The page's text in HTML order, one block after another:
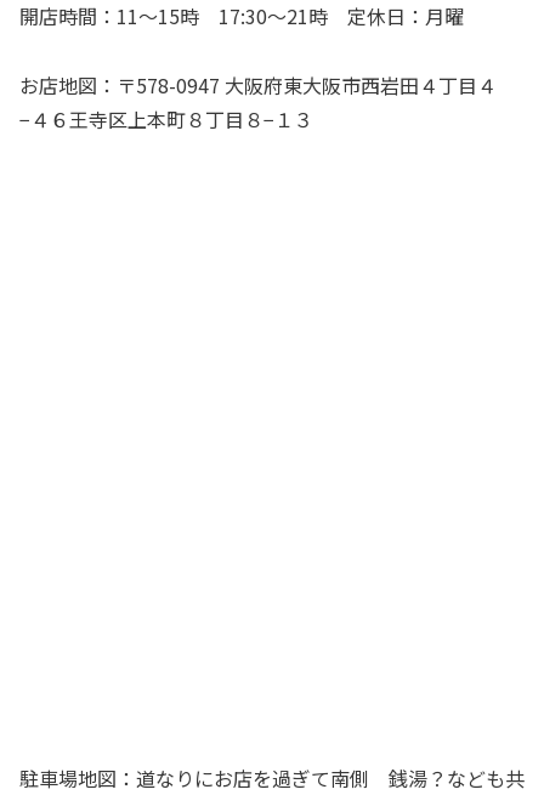
開店時間：11～15時 17:30～21時 定休日：月曜
お店地図：〒578-0947 大阪府東大阪市西岩田４丁目４
−４６王寺区上本町８丁目８−１３
駐車場地図：道なりにお店を過ぎて南側 銭湯？なども共